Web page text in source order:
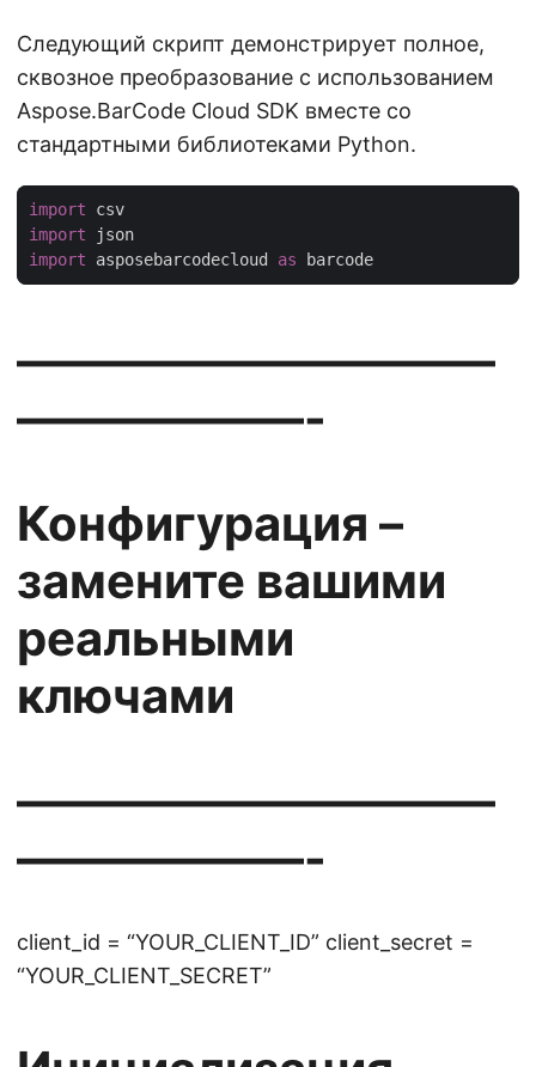
Следующий скрипт демонстрирует полное,
сквозное преобразование с использованием
Aspose.BarCode Cloud SDK вместе со
стандартными библиотеками Python.
import
import
import asposebarcodecloud as
——————————
——————-
Конфигурация –
замените вашими
реальными
ключами
——————————
——————-
client_id = “YOUR_CLIENT_ID” client_secret =
“YOUR_CLIENT_SECRET”